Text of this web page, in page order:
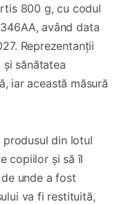
800 g, cu codul
având data
Reprezentanții
sănătatea
iar această măsură
din lotul
copiilor și să îl
unde a fost
va fi restituită,